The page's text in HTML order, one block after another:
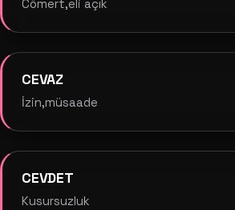
Cömert,eli açık
CEVAZ
İzin,müsaade
CEVDET
Kusursuzluk